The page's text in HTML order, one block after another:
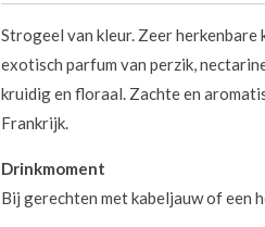
Strogeel van kleur. Zeer herkenbare
exotisch parfum van perzik,
kruidig en floraal. Zachte en
Frankrijk.
Drinkmoment
Bij gerechten met kabeljauw of een